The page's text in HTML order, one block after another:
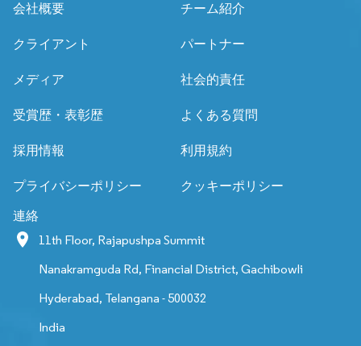
会社概要 チーム紹介
クライアント パートナー
メディア 社会的責任
受賞歴・表彰歴 よくある質問
採用情報 利用規約
プライバシーポリシー クッキーポリシー
連絡
11th Floor, Rajapushpa Summit
Nanakramguda Rd, Financial District, Gachibowli
Hyderabad, Telangana - 500032
India